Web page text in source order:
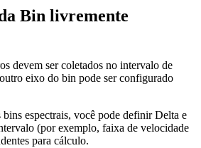
Bin livremente
devem ser coletados no intervalo de
eixo do bin pode ser configurado
bins espectrais, você pode definir Delta e
(por exemplo, faixa de velocidade
para cálculo.